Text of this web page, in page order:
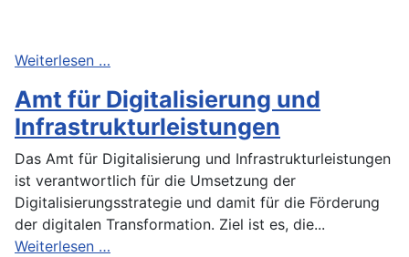
Weiterlesen …
Amt für Digitalisierung und
Infrastrukturleistungen
Das Amt für Digitalisierung und Infrastrukturleistungen
ist verantwortlich für die Umsetzung der
Digitalisierungsstrategie und damit für die Förderung
der digitalen Transformation. Ziel ist es, die...
Weiterlesen …